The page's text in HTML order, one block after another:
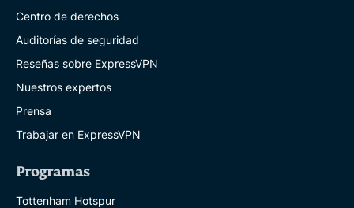
Centro de derechos
Auditorías de seguridad
Reseñas sobre ExpressVPN
Nuestros expertos
Prensa
Trabajar en ExpressVPN
Programas
Tottenham Hotspur